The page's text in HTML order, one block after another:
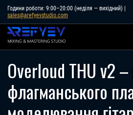
Skip
content
Години роботи: 9:00–20:00 (неділя — вихідний) |
sales@arefyevstudio.com
Overloud THU v2 –
флагманського